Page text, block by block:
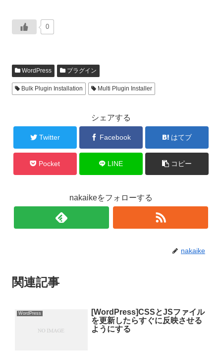
0
WordPress プラグイン
Bulk Plugin Installation Multi Plugin Installer
シェアする
Twitter Facebook はてブ
Pocket LINE コピー
nakaikeをフォローする
nakaike
関連記事
WordPress
[WordPress]CSSとJSファイル
を更新したらすぐに反映させる
ようにする